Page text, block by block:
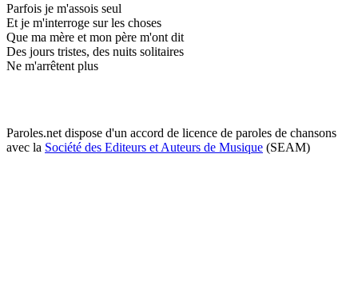
Parfois je m'assois seul
Et je m'interroge sur les choses
Que ma mère et mon père m'ont dit
Des jours tristes, des nuits solitaires
Ne m'arrêtent plus
Paroles.net dispose d'un accord de licence de paroles de chansons
avec la Société des Editeurs et Auteurs de Musique (SEAM)